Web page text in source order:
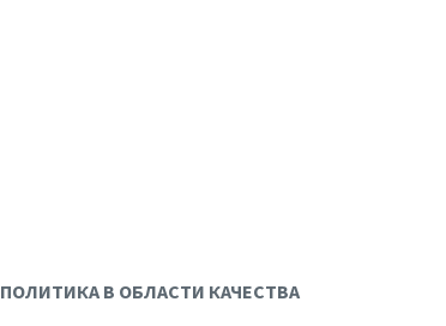
ПОЛИТИКА В ОБЛАСТИ КАЧЕСТВА